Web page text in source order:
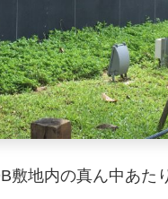
敷地内の真ん中あた